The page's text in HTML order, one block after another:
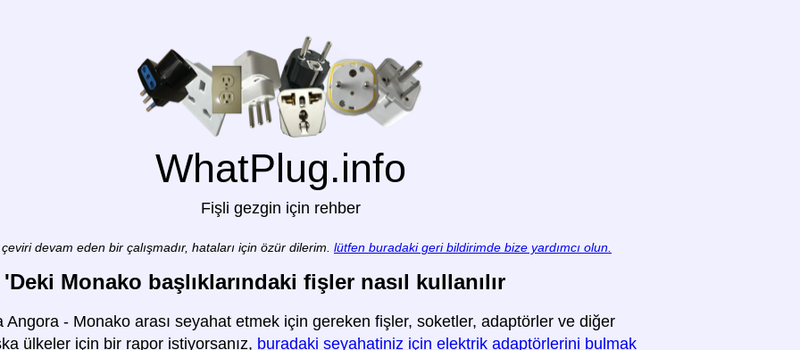
WhatPlug.info
Fişli gezgin için rehber
devam eden bir çalışmadır, hataları için özür dilerim. lütfen buradaki geri bildirimde bize yardımcı olun.
Monako başlıklarındaki fişler nasıl kullanılır
Angora - Monako arası seyahat etmek için gereken fişler, soketler, adaptörler ve diğer
ülkeler için bir rapor istiyorsanız, buradaki seyahatiniz için elektrik adaptörlerini bulmak